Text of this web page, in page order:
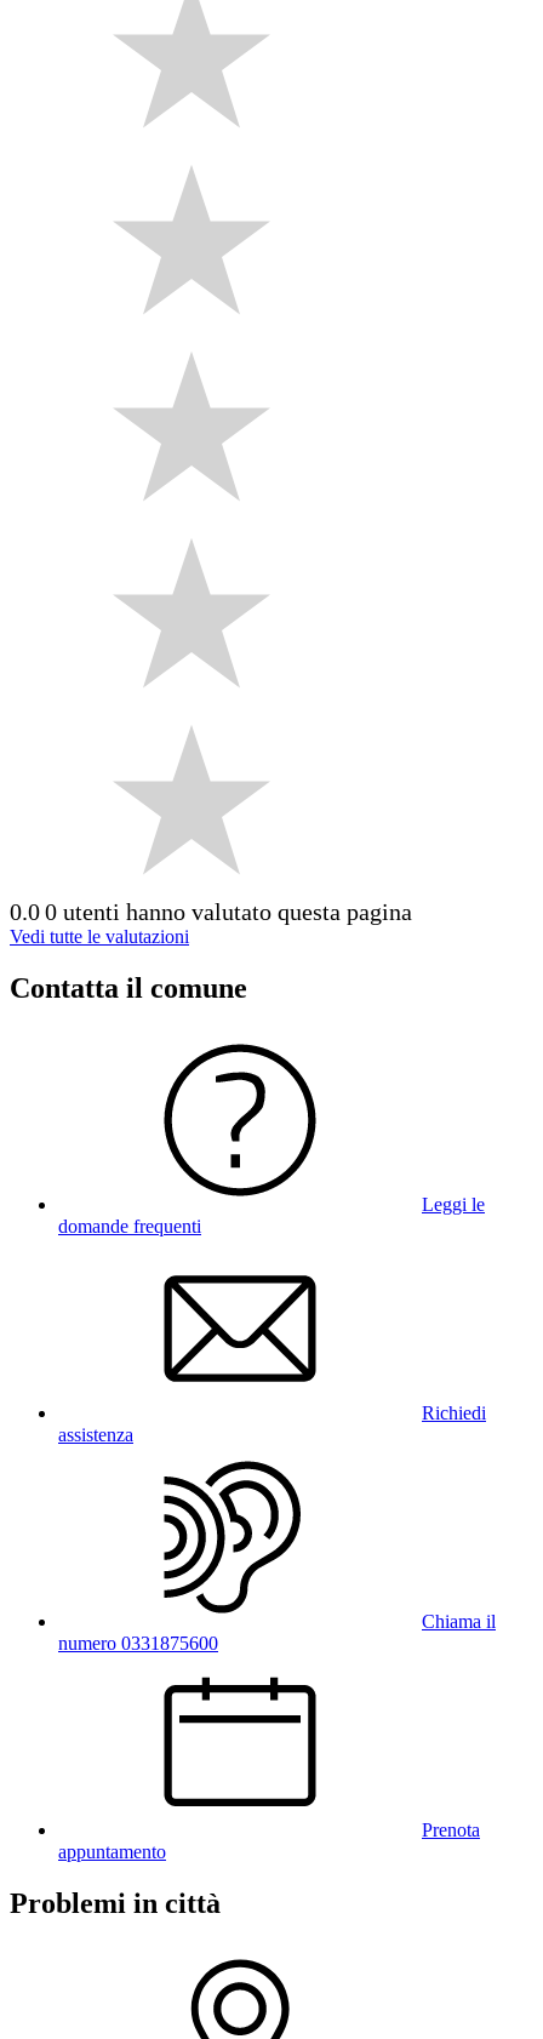
0.00 utenti hanno valutato questa pagina
Vedi tutte le valutazioni
Contatta il comune
Leggi le
domande frequenti
Richiedi
assistenza
Chiama il
numero 0331875600
Prenota
appuntamento
Problemi in città